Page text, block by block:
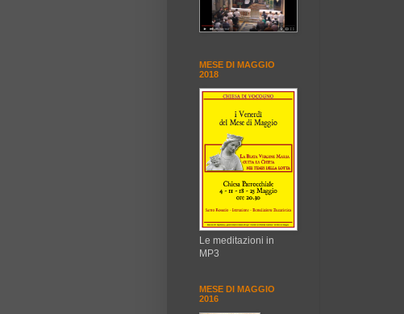
MESE DI MAGGIO
2018
Le meditazioni in
MP3
MESE DI MAGGIO
2016